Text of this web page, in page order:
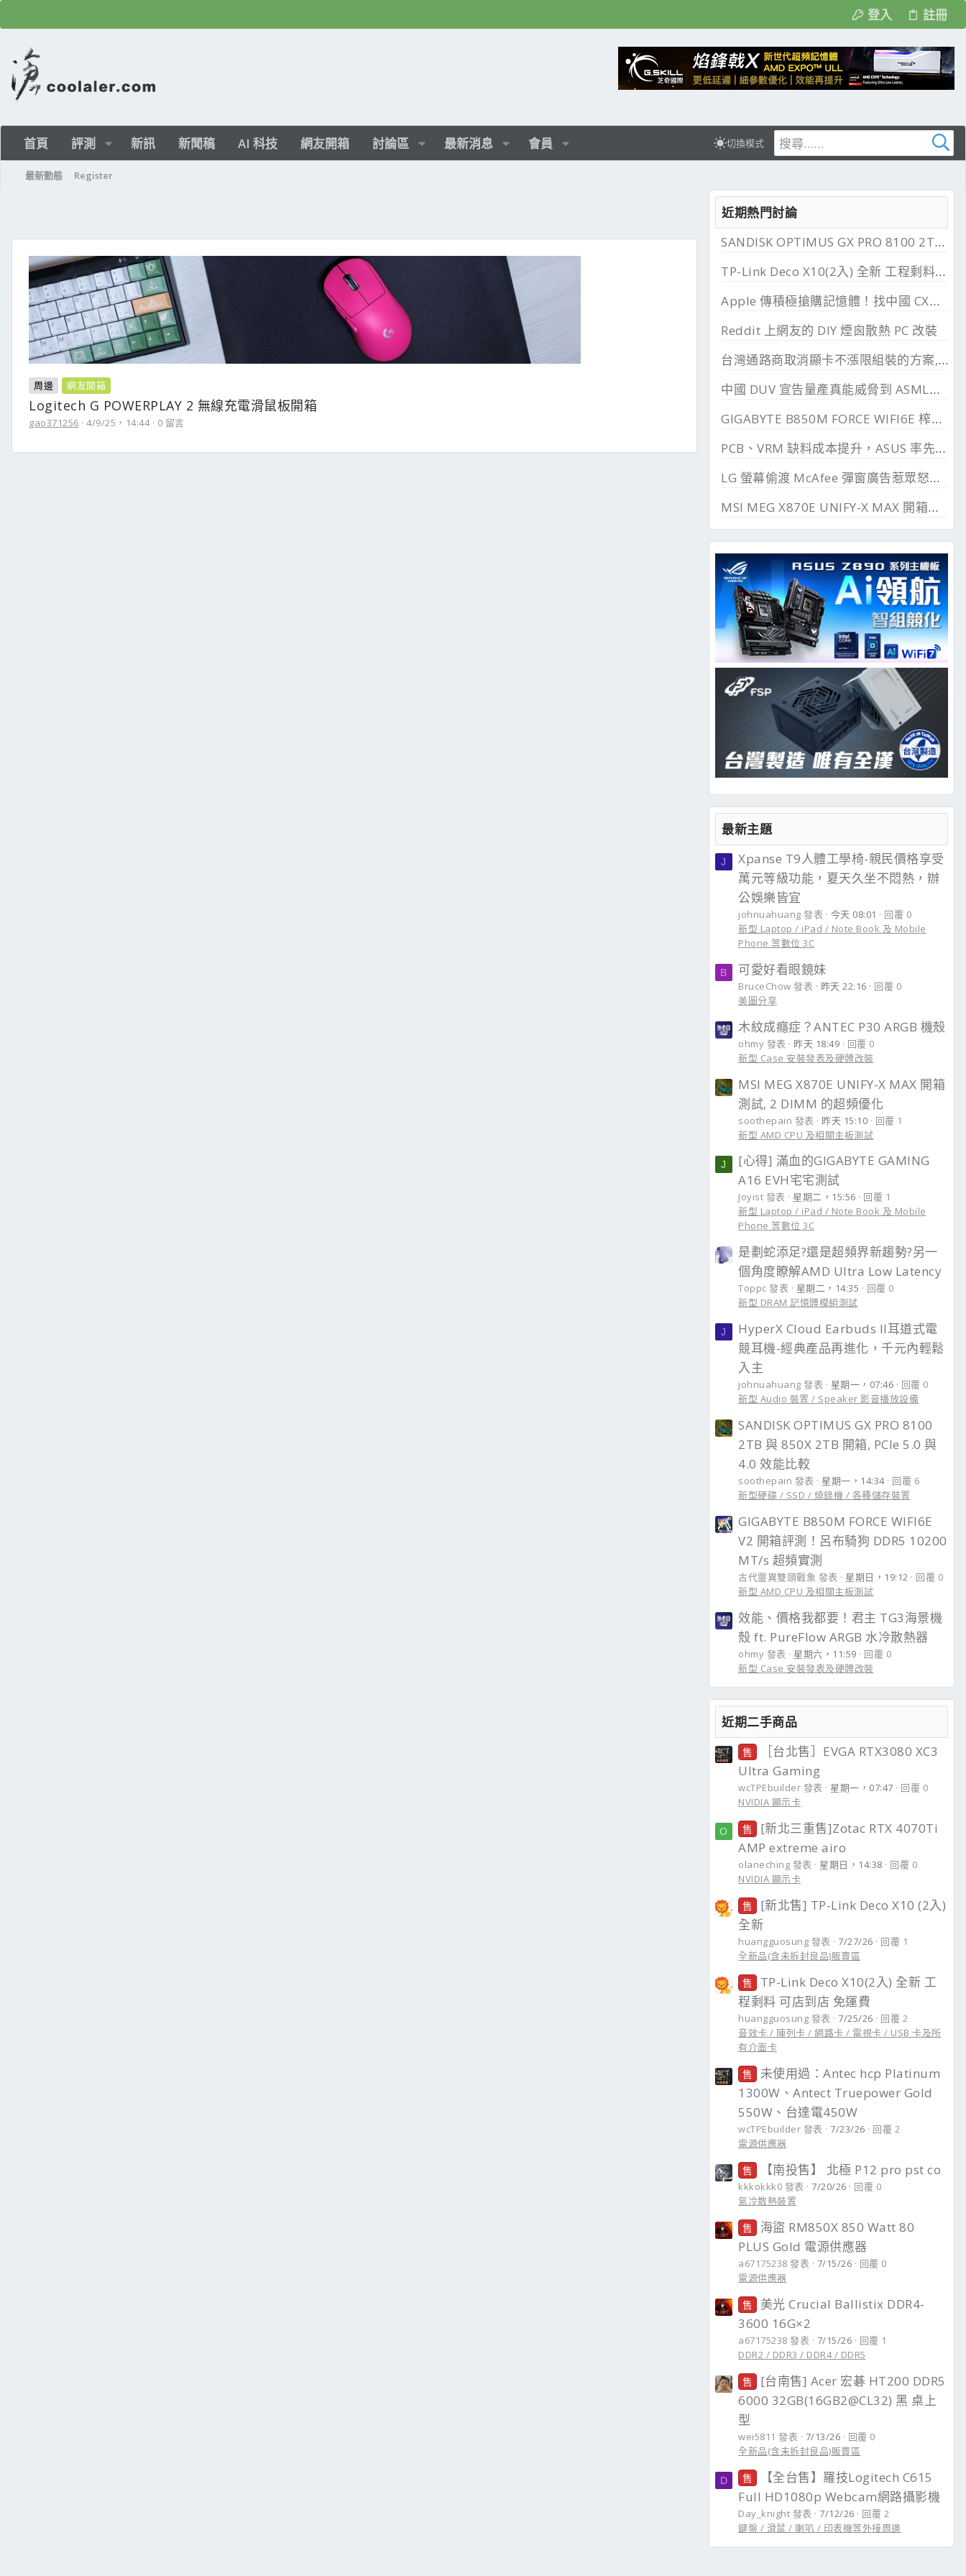
登入 註冊
首頁 評測 新訊 新聞稿 AI 科技 網友開箱 討論區 最新消息 會員 切換模式
最新動態 Register
周邊 網友開箱
Logitech G POWERPLAY 2 無線充電滑鼠板開箱
gao371256 4/9/25，14:44 0 留言
近期熱門討論
SANDISK OPTIMUS GX PRO 8100 2TB 與 850X 2TB 開箱, PCIe 5.0 與 4.0 效能比較
TP-Link Deco X10(2入) 全新 工程剩料 可店到店 免運費
Apple 傳積極搶購記憶體！找中國 CXMT 談價格碰壁
Reddit 上網友的 DIY 煙囪散熱 PC 改裝
台灣通路商取消顯卡不漲限組裝的方案, 直漲 20~45%
中國 DUV 宣告量產真能威脅到 ASML？外媒稱相差甚遠
GIGABYTE B850M FORCE WIFI6E 榨乾長鑫24G DDR
PCB、VRM 缺料成本提升，ASUS 率先調漲主機板
LG 螢幕偷渡 McAfee 彈窗廣告惹眾怒，微軟出手制止
MSI MEG X870E UNIFY-X MAX 開箱測試, 2 DIMM 的超頻優化
最新主題
J
Xpanse T9人體工學椅-親民價格享受
萬元等級功能，夏天久坐不悶熱，辦
公娛樂皆宜
johnuahuang 發表 今天 08:01
回覆 0
新型 Laptop / iPad / Note Book 及 Mobile
Phone 等數位 3C
B 可愛好看眼鏡妹
BruceChow 發表 昨天 22:16
回覆 0
美圖分享
木紋成癮症？ANTEC P30 ARGB 機殼
ohmy 發表 昨天 18:49
回覆 0
新型 Case 安裝發表及硬體改裝
MSI MEG X870E UNIFY-X MAX 開箱
測試, 2 DIMM 的超頻優化
soothepain 發表 昨天 15:10
回覆 1
新型 AMD CPU 及相關主板測試
J
[心得] 滿血的GIGABYTE GAMING
A16 EVH宅宅測試
Joyist 發表 星期二，15:56
回覆 1
新型 Laptop / iPad / Note Book 及 Mobile
Phone 等數位 3C
是劃蛇添足?還是超頻界新趨勢?另一
個角度瞭解AMD Ultra Low Latency
Toppc 發表 星期二，14:35
回覆 0
新型 DRAM 記憶體模組測試
J
HyperX Cloud Earbuds II耳道式電
競耳機-經典產品再進化，千元內輕鬆
入主
johnuahuang 發表 星期一，07:46
回覆 0
新型 Audio 裝置 / Speaker 影音播放設備
SANDISK OPTIMUS GX PRO 8100
2TB 與 850X 2TB 開箱, PCIe 5.0 與
4.0 效能比較
soothepain 發表 星期一，14:34
回覆 6
新型硬碟 / SSD / 燒錄機 / 各種儲存裝置
GIGABYTE B850M FORCE WIFI6E
V2 開箱評測！呂布騎狗 DDR5 10200
MT/s 超頻實測
古代靈異雙頭戰象 發表 星期日，19:12
回覆 0
新型 AMD CPU 及相關主板測試
效能、價格我都要！君主 TG3海景機
殼 ft. PureFlow ARGB 水冷散熱器
ohmy 發表 星期六，11:59
回覆 0
新型 Case 安裝發表及硬體改裝
近期二手商品
售
［台北售］EVGA RTX3080 XC3
Ultra Gaming
wcTPEbuilder 發表 星期一，07:47
回覆 0
NVIDIA 顯示卡
O 售
[新北三重售]Zotac RTX 4070Ti
AMP extreme airo
olaneching 發表 星期日，14:38
回覆 0
NVIDIA 顯示卡
售
[新北售] TP-Link Deco X10 (2入)
全新
huangguosung 發表 7/27/26
回覆 1
全新品(含未拆封良品)販賣區
售
TP-Link Deco X10(2入) 全新 工
程剩料 可店到店 免運費
huangguosung 發表 7/25/26
回覆 2
音效卡 / 陣列卡 / 網路卡 / 電視卡 / USB 卡及所
有介面卡
售
未使用過：Antec hcp Platinum
1300W、Antect Truepower Gold
550W、台達電450W
wcTPEbuilder 發表 7/23/26
回覆 2
電源供應器
售 【南投售】 北極 P12 pro pst co
kkkokkk0 發表 7/20/26
回覆 0
氣冷散熱裝置
售
海盜 RM850X 850 Watt 80
PLUS Gold 電源供應器
a67175238 發表 7/15/26
回覆 0
電源供應器
售
美光 Crucial Ballistix DDR4-
3600 16G×2
a67175238 發表 7/15/26
回覆 1
DDR2 / DDR3 / DDR4 / DDR5
售
[台南售] Acer 宏碁 HT200 DDR5
6000 32GB(16GB2@CL32) 黑 桌上
型
wei5811 發表 7/13/26
回覆 0
全新品(含未拆封良品)販賣區
D 售
【全台售】羅技Logitech C615
Full HD1080p Webcam網路攝影機
Day_knight 發表 7/12/26
回覆 2
鍵盤 / 滑鼠 / 喇叭 / 印表機等外接周邊